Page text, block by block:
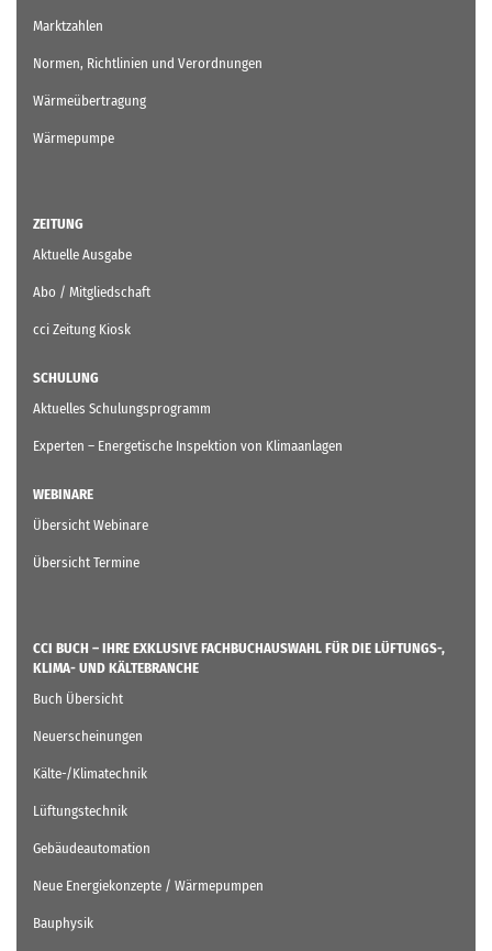
Marktzahlen
Normen, Richtlinien und Verordnungen
Wärmeübertragung
Wärmepumpe
ZEITUNG
Aktuelle Ausgabe
Abo / Mitgliedschaft
cci Zeitung Kiosk
SCHULUNG
Aktuelles Schulungsprogramm
Experten – Energetische Inspektion von Klimaanlagen
WEBINARE
Übersicht Webinare
Übersicht Termine
CCI BUCH – IHRE EXKLUSIVE FACHBUCHAUSWAHL FÜR DIE LÜFTUNGS-,
KLIMA- UND KÄLTEBRANCHE
Buch Übersicht
Neuerscheinungen
Kälte-/Klimatechnik
Lüftungstechnik
Gebäudeautomation
Neue Energiekonzepte / Wärmepumpen
Bauphysik